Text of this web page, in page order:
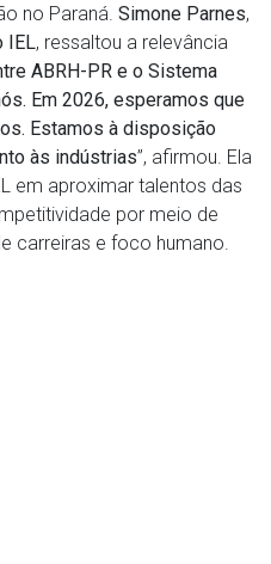
no Paraná. Simone Parnes,
IEL, ressaltou a relevância
ABRH-PR e o Sistema
Em 2026, esperamos que
Estamos à disposição
às indústrias”, afirmou. Ela
em aproximar talentos das
por meio de
carreiras e foco humano.